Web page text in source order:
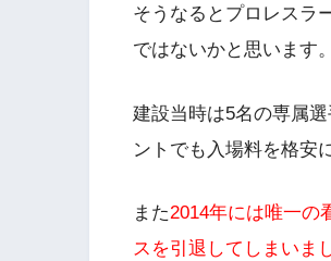
そうなるとプロレスラ
ではないかと思います。
建設当時は5名の専属
ントでも入場料を格安
また2014年には唯一の
スを引退してしまいま